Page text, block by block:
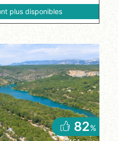
plus disponibles
82%